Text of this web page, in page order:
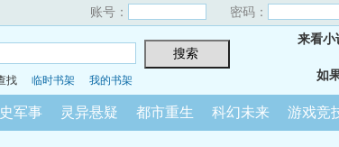
账号： 密码：
找 临时书架 我的书架
来看小
如
军事 灵异悬疑 都市重生 科幻未来 游戏竞